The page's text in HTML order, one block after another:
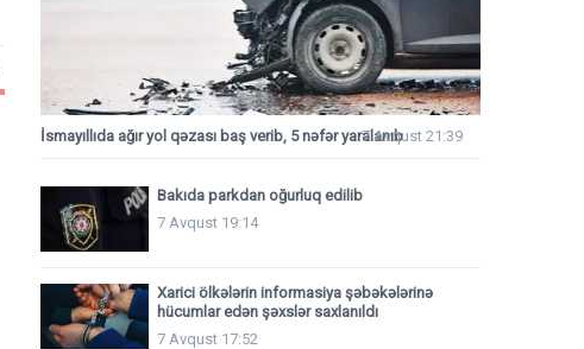
İsmayıllıda ağır yol qəzası baş verib, 5 nəfər yaralanıb7 Avqust 21:39
Bakıda parkdan oğurluq edilib
7 Avqust 19:14
Xarici ölkələrin informasiya şəbəkələrinə
hücumlar edən şəxslər saxlanıldı
7 Avqust 17:52